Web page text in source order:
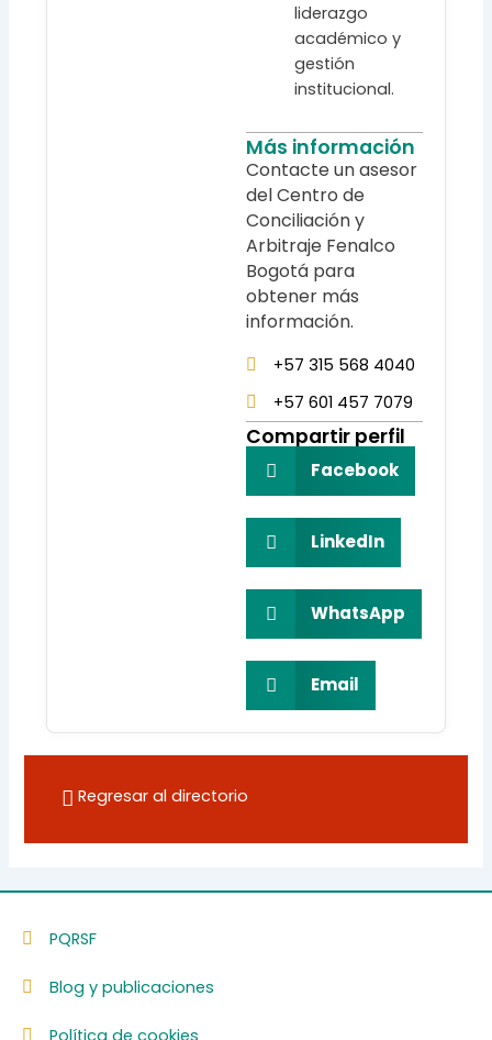
liderazgo
académico y
gestión
institucional.
Más información
Contacte un asesor
del Centro de
Conciliación y
Arbitraje Fenalco
Bogotá para
obtener más
información.
+57 315 568 4040
+57 601 457 7079
Compartir perfil
Facebook
LinkedIn
WhatsApp
Email
Regresar al directorio
PQRSF
Blog y publicaciones